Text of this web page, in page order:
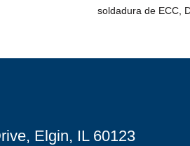
soldadura de ECC,
Elgin, IL 60123